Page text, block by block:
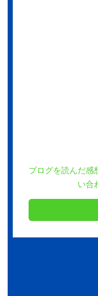
ブログを読んだ感
い合